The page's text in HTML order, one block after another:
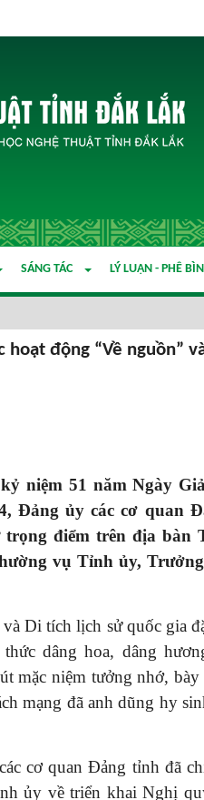
SÁNG TÁC LÝ LUẬN - PHÊ
động “Về nguồn”
niệm 51 năm Ngày
4, Đảng ủy các cơ
điểm trên địa bàn
vụ Tỉnh ủy,
Di tích lịch sử quốc gia
dâng hoa, dâng
mặc niệm tưởng nhớ,
mạng đã anh dũng hy
cơ quan Đảng tỉnh đã
ủy về triển khai Nghị